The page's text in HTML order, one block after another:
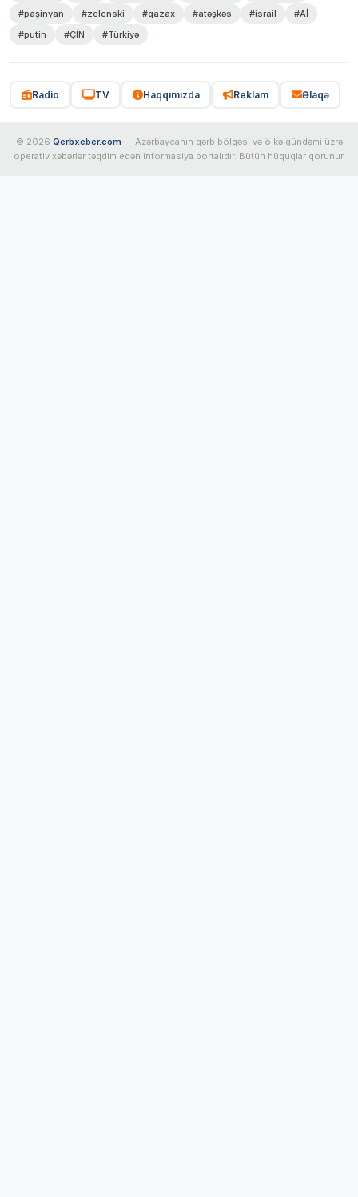
#paşinyan #zelenski #qazax #atəşkəs #israil
#Aİ
#putin
#ÇİN #Türkiyə
Radio TV Haqqımızda Reklam Əlaqə
© 2026 Qerbxeber.com — Azərbaycanın qərb bölgəsi və ölkə gündəmi üzrə
operativ xəbərlər təqdim edən informasiya portalıdır. Bütün hüquqlar qorunur.